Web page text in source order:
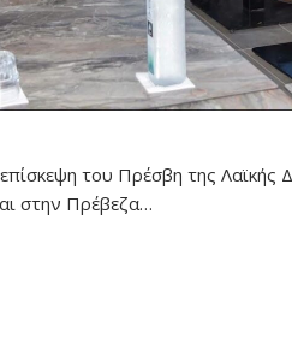
του Πρέσβη της Λαϊκής
στην Πρέβεζα…